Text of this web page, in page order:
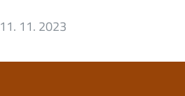
11. 11. 2023